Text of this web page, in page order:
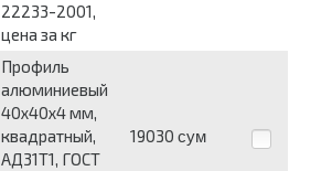
22233-2001,
цена за кг
Профиль
алюминиевый
40х40х4 мм,
квадратный,
АД31Т1, ГОСТ
19030 сум